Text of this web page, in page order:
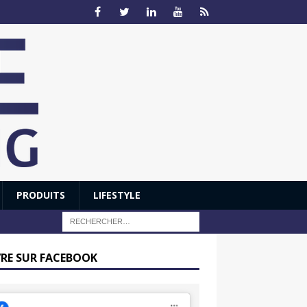
PRODUITS LIFESTYLE
SUR FACEBOOK